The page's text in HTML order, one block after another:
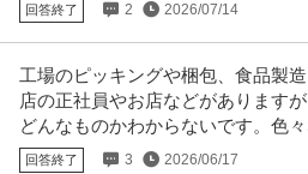
ジション（リモートワーク／残業少／
三井金属株式会社
新着 正社員 土日休み 職場内禁煙 リモ
年収800万円〜1,300万円
【職種】管理＞内部監査・内部統制 【業種
回答終了 2 2026/07/14
工場のピッキングや梱包、食品製
店の正社員やお店などがあります
どんなものかわからないです。色
回答終了 3 2026/06/17